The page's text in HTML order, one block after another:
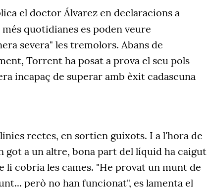
el doctor Álvarez en declaracions a
quotidianes es poden veure
severa" les tremolors. Abans de
Torrent ha posat a prova el seu pols
incapaç de superar amb èxit cadascuna
rectes, en sortien guixots. I a l'hora de
got a un altre, bona part del líquid ha caigut
li cobria les cames. "He provat un munt de
però no han funcionat", es lamenta el